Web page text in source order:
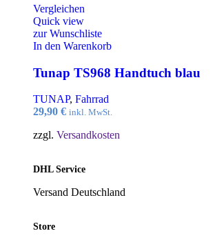
Vergleichen
Quick view
zur Wunschliste
In den Warenkorb
Tunap TS968 Handtuch blau
TUNAP, Fahrrad
29,90 € inkl. MwSt.
zzgl. Versandkosten
DHL Service
Versand Deutschland
Store